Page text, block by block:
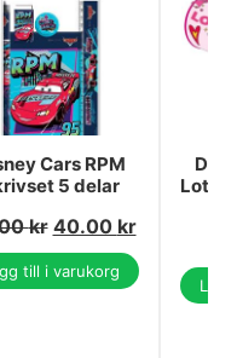
Cars RPM
5 delar
kr 40.00 kr
till i varukorg
Lotso